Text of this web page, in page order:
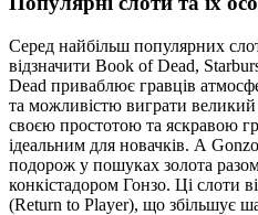
Серед найбільш популярних
відзначити Book of Dead,
Dead приваблює гравців
та можливістю виграти
своєю простотою та яскравою
ідеальним для новачків. А
подорож у пошуках золота
конкістадором Гонзо. Ці слоти
(Return to Player), що збільшує